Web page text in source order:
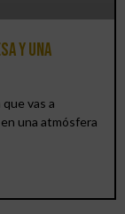
y una
vas a
una atmósfera